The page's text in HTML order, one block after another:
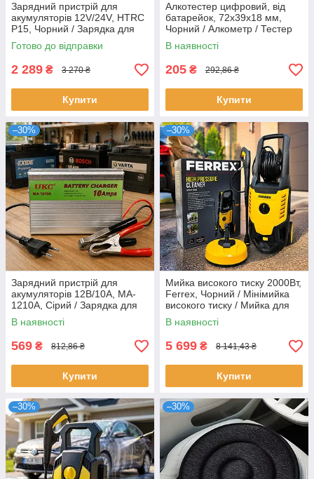
Зарядний пристрій для
акумуляторів 12V/24V, HTRC
P15, Чорний / Зарядка для
акумулятора авто
Готово до відправки
2 289 ₴ 3 270 ₴
Купити
Алкотестер цифровий, від
батарейок, 72х39х18 мм,
Чорний / Алкометр / Тестер
на алкоголь
В наявності
205 ₴ 292,86 ₴
Купити
–30%
Зарядний пристрій для
акумуляторів 12В/10А, MA-
1210A, Сірий / Зарядка для
акумуляторів / Зарядне для
акумулятора
В наявності
569 ₴ 812,86 ₴
Купити
–30%
Мийка високого тиску 2000Вт,
Ferrex, Чорний / Мінімийка
високого тиску / Мийка для
авто
В наявності
5 699 ₴ 8 141,43 ₴
Купити
–30% –30%